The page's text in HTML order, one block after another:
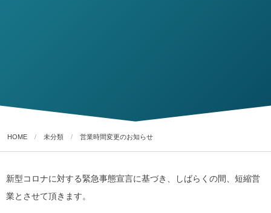
HOME 未分類 営業時間変更のお知らせ
新型コロナに対する緊急事態宣言に基づき、しばらくの間、短縮営
業とさせて頂きます。